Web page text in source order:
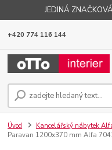
JEDINÁ
+420 774 116 144
Úvod Kancelářský nábytek
Paravan 1200x370 mm Alfa